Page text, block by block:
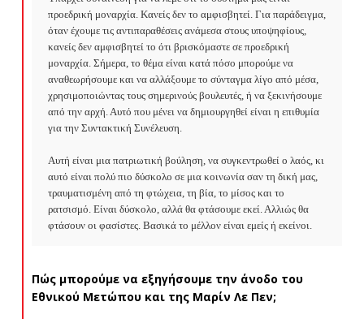
προεδρική μοναρχία. Κανείς δεν το αμφισβητεί. Για παράδειγμα,
όταν έχουμε τις αντιπαραθέσεις ανάμεσα στους υποψηφίους,
κανείς δεν αμφισβητεί το ότι βρισκόμαστε σε προεδρική
μοναρχία. Σήμερα, το θέμα είναι κατά πόσο μπορούμε να
αναθεωρήσουμε και να αλλάξουμε το σύνταγμα λίγο από μέσα,
χρησιμοποιώντας τους σημερινούς βουλευτές, ή να ξεκινήσουμε
από την αρχή. Αυτό που μένει να δημιουργηθεί είναι η επιθυμία
για την Συντακτική Συνέλευση.
Αυτή είναι μια πατριωτική βούληση, να συγκεντρωθεί ο λαός, κι
αυτό είναι πολύ πιο δύσκολο σε μια κοινωνία σαν τη δική μας,
τραυματισμένη από τη φτώχεια, τη βία, το μίσος και το
ρατσισμό. Είναι δύσκολο, αλλά θα φτάσουμε εκεί. Αλλιώς θα
φτάσουν οι φασίστες. Βασικά το μέλλον είναι εμείς ή εκείνοι.
Πώς μπορούμε να εξηγήσουμε την άνοδο του
Εθνικού Μετώπου και της Μαρίν Λε Πεν;